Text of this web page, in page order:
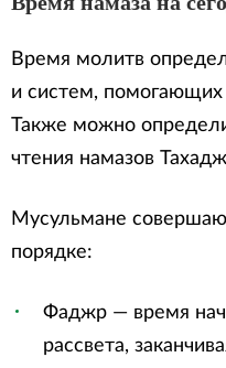
Время молитв
и систем,
Также можно
чтения намазов
Мусульмане
порядке:
Фаджр — время
рассвета,